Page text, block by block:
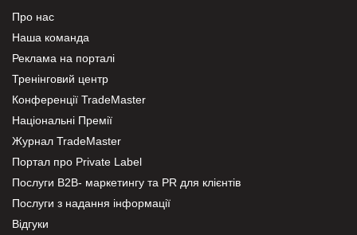
Про нас
Наша команда
Реклама на порталі
Тренінговий центр
Конференції TradeMaster
Національні Премії
Журнал TradeMaster
Портал про Private Label
Послуги В2В- маркетингу та PR для клієнтів
Послуги з надання інформації
Відгуки